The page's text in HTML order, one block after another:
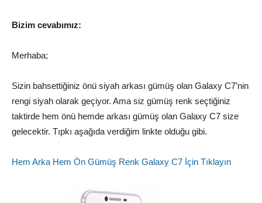
Bizim cevabımız:
Merhaba;
Sizin bahsettiğiniz önü siyah arkası gümüş olan Galaxy C7’nin
rengi siyah olarak geçiyor. Ama siz gümüş renk seçtiğiniz
taktirde hem önü hemde arkası gümüş olan Galaxy C7 size
gelecektir. Tıpkı aşağıda verdiğim linkte olduğu gibi.
Hem Arka Hem Ön Gümüş Renk Galaxy C7 İçin Tıklayın